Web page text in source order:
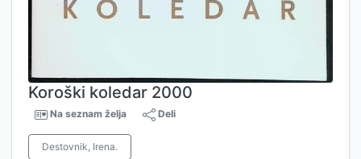
Koroški koledar 2000
Na seznam želja Deli
Destovnik, Irena.